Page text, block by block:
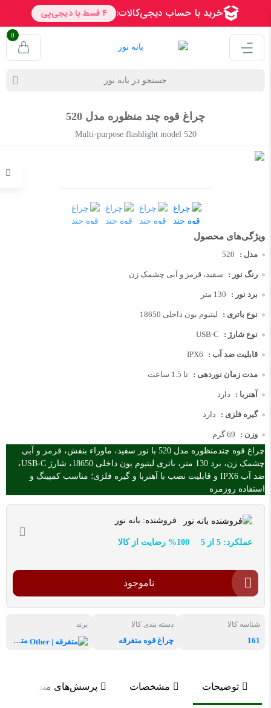
0
چراغ قوه چند منظوره مدل 520
Multi-purpose flashlight model 520
مدل : 520
رنگ نور : سفید، قرمز و آبی چشمک زن
برد نور : 130 متر
نوع باتری : لیتیوم یون داخلی 18650
نوع شارژ : USB-C
قابلیت ضد آب : IPX6
مدت زمان نوردهی : تا 1.5 ساعت
آهنربا : دارد
گیره فلزی : دارد
وزن :
69 گرم
چراغ قوه چندمنظوره مدل 520 با نور سفید، ماوراء بنفش، قرمز و آبی
چشمک زن، برد 130 متر، باتری لیتیوم یون داخلی 18650، شارژ USB-C،
ضد آب IPX6 و قابلیت نصب با آهنربا و گیره فلزی؛ مناسب کمپینگ و
استفاده روزمره
فروشنده: بانه نور
عملکرد: 5 از 5 100% رضایت از کالا
ناموجود
شناسه کالا
161
دسته بندی کالا
چراغ قوه متفرقه
برند
متفرقه | Other
توضیحات مشخصات پرسش‌های متداول